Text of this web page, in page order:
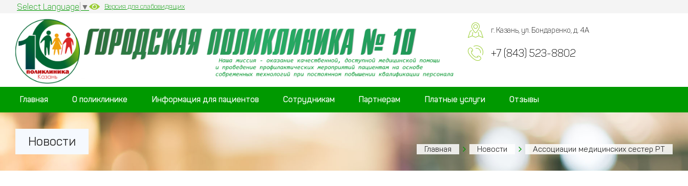
Select Language ▼ Версия для слабовидящих
г. Казань, ул. Бондаренко, д. 4А
+7 (843) 523-8802
Главная О поликлинике Информация для пациентов Сотрудникам Партнерам Платные услуги Отзывы
Новости
Главная Новости Ассоциации медицинских сестер РТ